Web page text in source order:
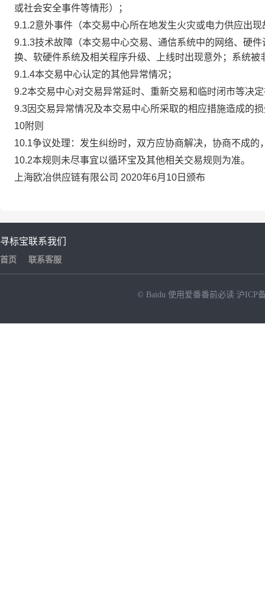
或社会安全事件等情形）；
9.1.2意外事件（本交易中心所在地发生火灾或电力供应出
9.1.3技术故障（本交易中心交易、通信系统中的网络、硬
换、软硬件系统及相关程序升级、上线时出现意外；系统
9.1.4本交易中心认定的其他异常情况；
9.2本交易中心对交易异常延时、重新交易和临时闭市等决
9.3因交易异常情况及本交易中心所采取的相应措施造成的
10附则
10.1争议处理：发生纠纷时，双方应协商解决，协商不成
10.2本规则未尽事宜以循环宝及其他相关交易规则为准。
上海欧冶供应链有限公司 2020年6月10日颁布
寻标宝
首页
联系我们
联系客服
© Baidu 使用爱番番前必读 沪ICP